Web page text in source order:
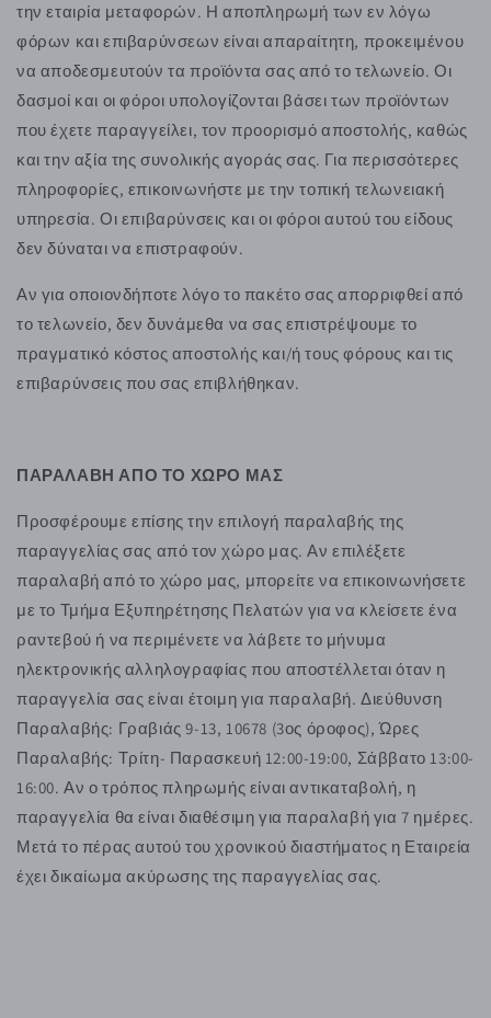
την εταιρία μεταφορών. Η αποπληρωμή των εν λόγω
φόρων και επιβαρύνσεων είναι απαραίτητη, προκειμένου
να αποδεσμευτούν τα προϊόντα σας από το τελωνείο. Οι
δασμοί και οι φόροι υπολογίζονται βάσει των προϊόντων
που έχετε παραγγείλει, τον προορισμό αποστολής, καθώς
και την αξία της συνολικής αγοράς σας. Για περισσότερες
πληροφορίες, επικοινωνήστε με την τοπική τελωνειακή
υπηρεσία. Οι επιβαρύνσεις και οι φόροι αυτού του είδους
δεν δύναται να επιστραφούν.
Αν για οποιονδήποτε λόγο το πακέτο σας απορριφθεί από
το τελωνείο, δεν δυνάμεθα να σας επιστρέψουμε το
πραγματικό κόστος αποστολής και/ή τους φόρους και τις
επιβαρύνσεις που σας επιβλήθηκαν.
ΠΑΡΑΛΑΒΗ ΑΠΟ ΤΟ ΧΩΡΟ ΜΑΣ
Προσφέρουμε επίσης την επιλογή παραλαβής της
παραγγελίας σας από τον χώρο μας. Αν επιλέξετε
παραλαβή από το χώρο μας, μπορείτε να επικοινωνήσετε
με το Τμήμα Εξυπηρέτησης Πελατών για να κλείσετε ένα
ραντεβού ή να περιμένετε να λάβετε το μήνυμα
ηλεκτρονικής αλληλογραφίας που αποστέλλεται όταν η
παραγγελία σας είναι έτοιμη για παραλαβή. Διεύθυνση
Παραλαβής: Γραβιάς 9-13, 10678 (3ος όροφος), Ώρες
Παραλαβής: Τρίτη- Παρασκευή 12:00-19:00, Σάββατο 13:00-
16:00. Αν ο τρόπος πληρωμής είναι αντικαταβολή, η
παραγγελία θα είναι διαθέσιμη για παραλαβή για 7 ημέρες.
Μετά το πέρας αυτού του χρονικού διαστήματoς η Εταιρεία
έχει δικαίωμα ακύρωσης της παραγγελίας σας.